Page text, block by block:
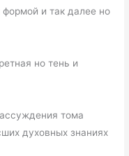
и так далее но
но тень и
тома
духовных знаниях